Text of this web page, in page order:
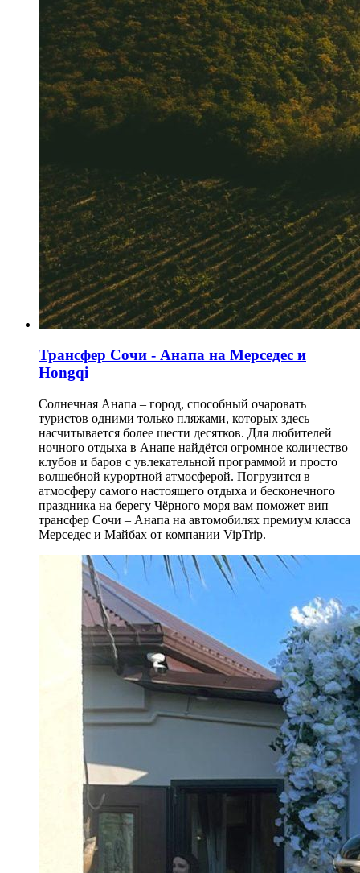
Трансфер Сочи - Анапа на Мерседес и
Hongqi
Солнечная Анапа – город, способный очаровать
туристов одними только пляжами, которых здесь
насчитывается более шести десятков. Для любителей
ночного отдыха в Анапе найдётся огромное количество
клубов и баров с увлекательной программой и просто
волшебной курортной атмосферой. Погрузится в
атмосферу самого настоящего отдыха и бесконечного
праздника на берегу Чёрного моря вам поможет вип
трансфер Сочи – Анапа на автомобилях премиум класса
Мерседес и Майбах от компании VipTrip.